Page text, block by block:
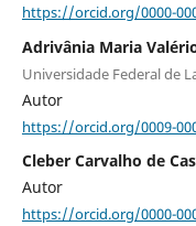
https://orcid.org/0000-
Adrivânia Maria
Universidade Federal de
Autor
https://orcid.org/0009-
Cleber Carvalho de
Autor
https://orcid.org/0000-